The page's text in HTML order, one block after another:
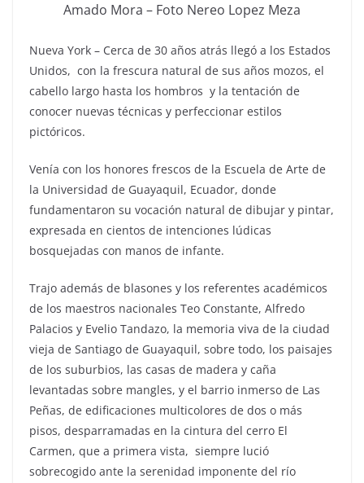
Amado Mora – Foto Nereo Lopez Meza
Nueva York – Cerca de 30 años atrás llegó a los Estados
Unidos, con la frescura natural de sus años mozos, el
cabello largo hasta los hombros y la tentación de
conocer nuevas técnicas y perfeccionar estilos
pictóricos.
Venía con los honores frescos de la Escuela de Arte de
la Universidad de Guayaquil, Ecuador, donde
fundamentaron su vocación natural de dibujar y pintar,
expresada en cientos de intenciones lúdicas
bosquejadas con manos de infante.
Trajo además de blasones y los referentes académicos
de los maestros nacionales Teo Constante, Alfredo
Palacios y Evelio Tandazo, la memoria viva de la ciudad
vieja de Santiago de Guayaquil, sobre todo, los paisajes
de los suburbios, las casas de madera y caña
levantadas sobre mangles, y el barrio inmerso de Las
Peñas, de edificaciones multicolores de dos o más
pisos, desparramadas en la cintura del cerro El
Carmen, que a primera vista, siempre lució
sobrecogido ante la serenidad imponente del río